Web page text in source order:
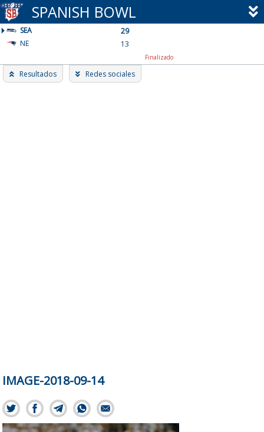
Skip
to
content
SPANISH BOWL
SEA
29
NE
13
Finalizado
Resultados Redes sociales
IMAGE-2018-09-14